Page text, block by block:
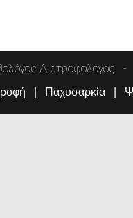
Διατροφολόγος
Παχυσαρκία